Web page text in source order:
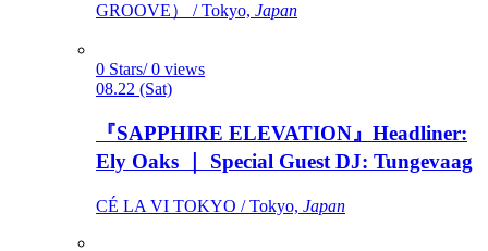
GROOVE） / Tokyo, Japan
0 Stars/ 0 views
08.22 (Sat)
『SAPPHIRE ELEVATION』Headliner:
Ely Oaks ｜ Special Guest DJ: Tungevaag
CÉ LA VI TOKYO / Tokyo, Japan